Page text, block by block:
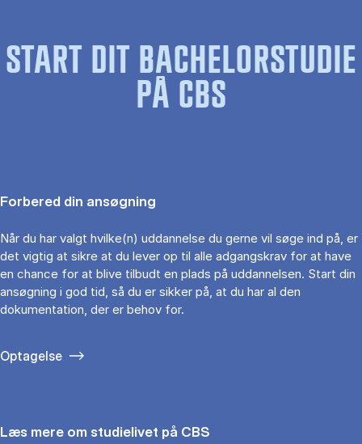
START DIT BACHELORSTUDIE
PÅ CBS
Forbered din ansøgning
Når du har valgt hvilke(n) uddannelse du gerne vil søge ind på, er
det vigtig at sikre at du lever op til alle adgangskrav for at have
en chance for at blive tilbudt en plads på uddannelsen. Start din
ansøgning i god tid, så du er sikker på, at du har al den
dokumentation, der er behov for.
Optagelse
Læs mere om studielivet på CBS